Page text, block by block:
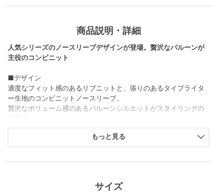
商品説明・詳細
人気シリーズのノースリーブデザインが登場。贅沢なバルーンが
主役のコンビニット
■デザイン
適度なフィット感のあるリブニットと、張りのあるタイプライタ
ー生地のコンビニットノースリーブ。
贅沢なボリューム感のあるバルーンシルエットがスタイリングの
切り替え位置をやや下に設定し、甘くなりすぎずにモードな印象
すっきりと美しく見せてくれる高さにこだわりました。
もっと見る
サイズ